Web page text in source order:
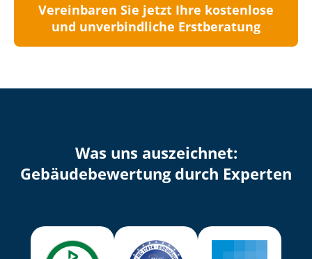
Vereinbaren Sie jetzt Ihre kostenlose
und unverbindliche Erstberatung
Was uns auszeichnet:
Ge­bäu­de­be­wer­tung durch Experten